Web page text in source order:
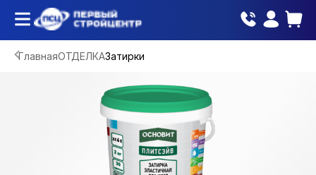
ГлавнаяОТДЕЛКАЗатирки